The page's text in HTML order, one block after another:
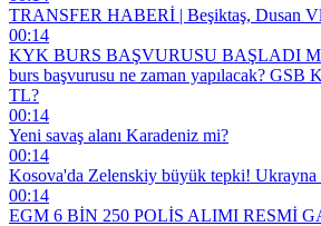
TRANSFER HABERİ | Beşiktaş, Dusan
00:14
KYK BURS BAŞVURUSU BAŞLADI
burs başvurusu ne zaman yapılacak? GSB
TL?
00:14
Yeni savaş alanı Karadeniz mi?
00:14
Kosova'da Zelenskiy büyük tepki! Ukrayna
00:14
EGM 6 BİN 250 POLİS ALIMI RESMİ